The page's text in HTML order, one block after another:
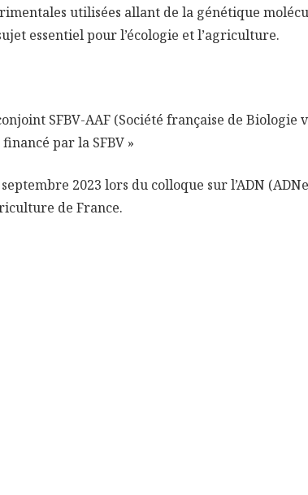
utilisées allant de la génétique
essentiel pour l’écologie et l’agriculture.
SFBV-AAF(Société française de Biologie
par la SFBV »
2023 lors du colloque sur l’ADN
de France.